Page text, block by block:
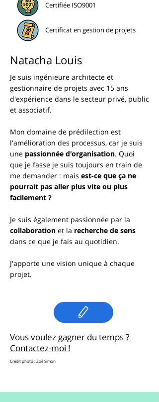
Certifiée ISO9001
Certificat en gestion de projets
Natacha Louis
Je suis ingénieure architecte et
gestionnaire de projets avec 15 ans
d'expérience dans le secteur privé, public
et associatif.
Mon domaine de prédilection est
l'amélioration des processus, car je suis
une passionnée d'organisation. Quoi
que je fasse je suis toujours en train de
me demander : mais est-ce que ça ne
pourrait pas aller plus vite ou plus
facilement ?
Je suis également passionnée par la
collaboration et la recherche de sens
dans ce que je fais au quotidien.
J'apporte une vision unique à chaque
projet.
Vous voulez gagner du temps ?
Contactez-moi !
Crédit photo : Zoé Simon